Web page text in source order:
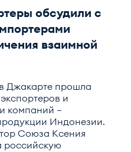
обсудили с
взаимной
Джакарте прошла
и
компаний —
Индонезии.
Союза Ксения
российскую